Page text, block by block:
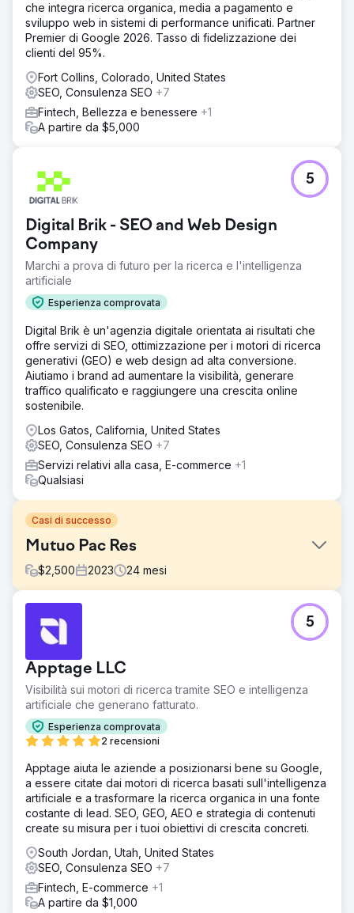
che integra ricerca organica, media a pagamento e
sviluppo web in sistemi di performance unificati. Partner
Premier di Google 2026. Tasso di fidelizzazione dei
clienti del 95%.
Fort Collins, Colorado, United States
SEO, Consulenza SEO +7
Fintech, Bellezza e benessere +1
A partire da $5,000
Digital Brik - SEO and Web Design
Company
Marchi a prova di futuro per la ricerca e l'intelligenza
artificiale
Esperienza comprovata
5
Digital Brik è un'agenzia digitale orientata ai risultati che
offre servizi di SEO, ottimizzazione per i motori di ricerca
generativi (GEO) e web design ad alta conversione.
Aiutiamo i brand ad aumentare la visibilità, generare
traffico qualificato e raggiungere una crescita online
sostenibile.
Los Gatos, California, United States
SEO, Consulenza SEO +7
Servizi relativi alla casa, E-commerce +1
Qualsiasi
Casi di successo
Mutuo Pac Res
$2,500 2023 24 mesi
PacRes Mortgage si è rivolta a noi con un obiettivo
chiaro: aumentare il traffico organico, migliorare le
classifiche di ricerca per termini chiave correlati ai prestiti
e generare più lead qualificati tramite il loro sito web.
Nonostante fosse un istituto di credito affermato, la sua
visibilità online era inferiore alla sua presenza sul mercato.
In competizione in un panorama di servizi finanziari
affollato, aveva bisogno di una strategia SEO che li
distinguesse, sia a livello locale che nazionale.
Soluzione
Abbiamo iniziato con un audit SEO completo per scoprire
problemi tecnici e lacune nei contenuti. La nostra strategia
includeva il miglioramento della velocità del sito, la
correzione degli errori di scansione, il potenziamento
dell'usabilità mobile, il targeting di parole chiave per mutui
ad alto intento, l'ottimizzazione dei metadati e dei
collegamenti interni, la creazione di contenuti utili,
l'aumento della SEO locale per le pagine delle filiali e i
profili Google e il monitoraggio dei risultati con GA4, GSC
Apptage LLC
Visibilità sui motori di ricerca tramite SEO e intelligenza
artificiale che generano fatturato.
Esperienza comprovata
2 recensioni
5
Apptage aiuta le aziende a posizionarsi bene su Google,
a essere citate dai motori di ricerca basati sull'intelligenza
artificiale e a trasformare la ricerca organica in una fonte
costante di lead. SEO, GEO, AEO e strategia di contenuti
create su misura per i tuoi obiettivi di crescita concreti.
South Jordan, Utah, United States
SEO, Consulenza SEO +7
Fintech, E-commerce +1
A partire da $1,000